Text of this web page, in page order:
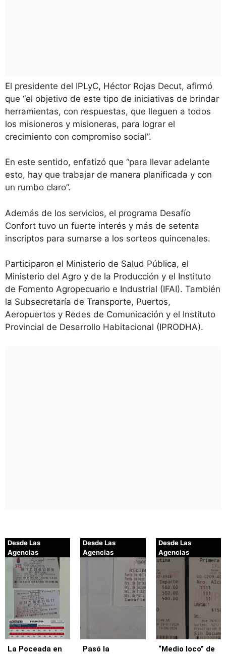
El presidente del IPLyC, Héctor Rojas Decut, afirmó
que “el objetivo de este tipo de iniciativas de brindar
herramientas, con respuestas, que lleguen a todos
los misioneros y misioneras, para lograr el
crecimiento con compromiso social”.
En este sentido, enfatizó que “para llevar adelante
esto, hay que trabajar de manera planificada y con
un rumbo claro”.
Además de los servicios, el programa Desafío
Confort tuvo un fuerte interés y más de setenta
inscriptos para sumarse a los sorteos quincenales.
Participaron el Ministerio de Salud Pública, el
Ministerio del Agro y de la Producción y el Instituto
de Fomento Agropecuario e Industrial (IFAI). También
la Subsecretaría de Transporte, Puertos,
Aeropuertos y Redes de Comunicación y el Instituto
Provincial de Desarrollo Habitacional (IPRODHA).
Desde Las
Agencias
La Poceada en
Desde Las
Agencias
Pasó la
Desde Las
Agencias
“Medio loco” de